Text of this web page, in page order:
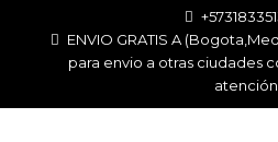
ENVIO GRATIS A
para envio a otras ciudades
atención